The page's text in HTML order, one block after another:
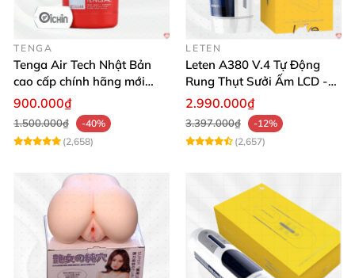
TENGA
Tenga Air Tech Nhật Bản
cao cấp chính hãng mới
seal giá tốt
900.000₫
1.500.000₫
-40%
(2,658)
LETEN
Leten A380 V.4 Tự Động
Rung Thụt Sưởi Ấm LCD -
Mua Ngay
2.990.000₫
3.397.000₫
-12%
(2,657)